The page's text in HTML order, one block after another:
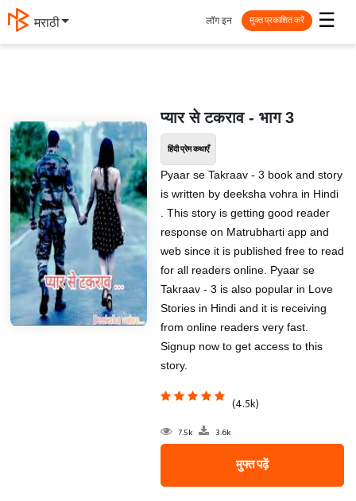
मराठी ☰
लॉग इन मुक्त प्रकाशित करें
प्यार से टकराव - भाग 3
हिंदी प्रेम कथाएँ
Pyaar se Takraav - 3 book and story
is written by deeksha vohra in Hindi
. This story is getting good reader
response on Matrubharti app and
web since it is published free to read
for all readers online. Pyaar se
Takraav - 3 is also popular in Love
Stories in Hindi and it is receiving
from online readers very fast.
Signup now to get access to this
story.
(4.5k)
7.5k 3.6k
मुफ्त पढ़ें